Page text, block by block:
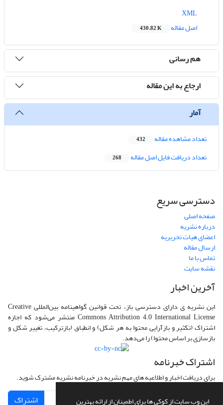
این وب سایت از کوکی ها برای اطمینان از ارائه بهترین
اصل مقاله
430.82 K
هم رسانی
ارجاع به این مقاله
آمار
تعداد مشاهده مقاله 432
تعداد دریافت فایل اصل مقاله 268
دسترسی سریع
صفحه اصلی
درباره نشریه
اعضای هیات تحریریه
ارسال مقاله
تماس با ما
نقشه سایت
آخرین اخبار
این نشریه ی دارای دسترسی باز، تحت قوانین گواهینامه بین‌المللی Creative
Commons Attribution 4.0 International License منتشر می‌شود که اجازه
اشتراک (تکثیر و بازآرایی محتوا به هر شکل) و انطباق (بازترکیب، تغییر شکل و
بازسازی بر اساس محتوا) را می‌دهد.
اشتراک خبرنامه
برای دریافت اخبار و اطلاعیه های مهم نشریه در خبرنامه نشریه مشترک شوید.
اشتراک